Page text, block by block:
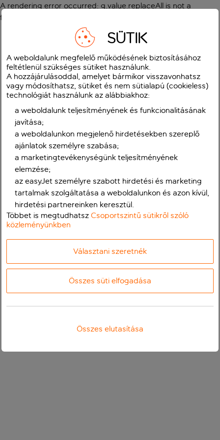
A rendering error occurred: g.value.replaceAll is not a
function
SÜTIK
A weboldalunk megfelelő működésének biztosításához
feltétlenül szükséges sütiket használunk.
A hozzájárulásoddal, amelyet bármikor visszavonhatsz
vagy módosíthatsz, sütiket és nem sütialapú (cookieless)
technológiát használunk az alábbiakhoz:
a weboldalunk teljesítményének és funkcionalitásának
javítása;
a weboldalunkon megjelenő hirdetésekben szereplő
ajánlatok személyre szabása;
a marketingtevékenységünk teljesítményének
elemzése;
az easyJet személyre szabott hirdetési és marketing
tartalmak szolgáltatása a weboldalunkon és azon kívül,
hirdetési partnereinken keresztül.
Többet is megtudhatszCsoportszintű sütikről szóló
közleményünkben
Választani szeretnék
Összes süti elfogadása
Összes elutasítása